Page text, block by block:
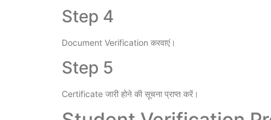
Step 4
Document Verification करवाएं।
Step 5
Certificate जारी होने की सूचना प्राप्त करें।